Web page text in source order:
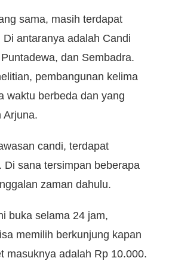
sama, masih terdapat
antaranya adalah Candi
dan Sembadra.
pembangunan kelima
waktu berbeda dan yang
Arjuna.
candi, terdapat
Di sana tersimpan beberapa
zaman dahulu.
buka selama 24 jam,
memilih berkunjung kapan
masuknya adalah Rp 10.000.